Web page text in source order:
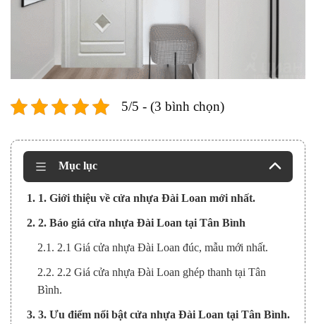
5/5 - (3 bình chọn)
Mục lục
1. 1. Giới thiệu về cửa nhựa Đài Loan mới nhất.
2. 2. Báo giá cửa nhựa Đài Loan tại Tân Bình
2.1. 2.1 Giá cửa nhựa Đài Loan đúc, mẫu mới nhất.
2.2. 2.2 Giá cửa nhựa Đài Loan ghép thanh tại Tân
Bình.
3. 3. Ưu điểm nổi bật cửa nhựa Đài Loan tại Tân Bình.